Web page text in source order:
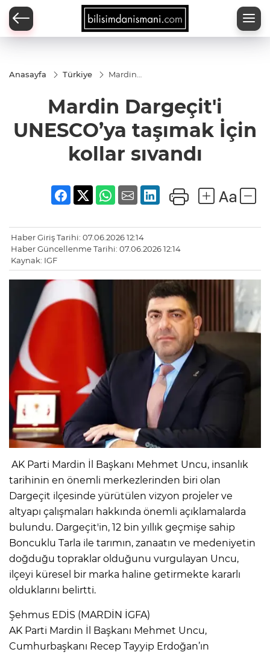
Anasayfa Türkiye
Mardin
taşımak
İçin kollar
sıvandı
Mardin Dargeçit'i
UNESCO’ya taşımak İçin
kollar sıvandı
Haber Giriş Tarihi: 07.06.2026 12:14
Haber Güncellenme Tarihi: 07.06.2026 12:14
Kaynak: IGF
AK Parti Mardin İl Başkanı Mehmet Uncu, insanlık
tarihinin en önemli merkezlerinden biri olan
Dargeçit ilçesinde yürütülen vizyon projeler ve
altyapı çalışmaları hakkında önemli açıklamalarda
bulundu. Dargeçit'in, 12 bin yıllık geçmişe sahip
Boncuklu Tarla ile tarımın, zanaatın ve medeniyetin
doğduğu topraklar olduğunu vurgulayan Uncu,
ilçeyi küresel bir marka haline getirmekte kararlı
olduklarını belirtti.
Şehmus EDİS (MARDİN İGFA)
AK Parti Mardin İl Başkanı Mehmet Uncu,
Cumhurbaşkanı Recep Tayyip Erdoğan’ın